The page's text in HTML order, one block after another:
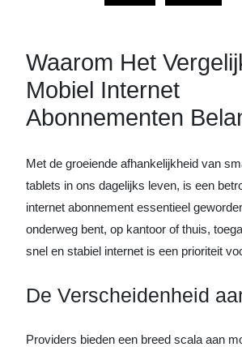
Waarom Het
Mobiel Internet
Abonnementen
Met de groeiende afhankelijkheid van
tablets in ons dagelijks leven, is een
internet abonnement essentieel
onderweg bent, op kantoor of thuis,
snel en stabiel internet is een prioriteit
De Verscheidenheid
Providers bieden een breed scala aan